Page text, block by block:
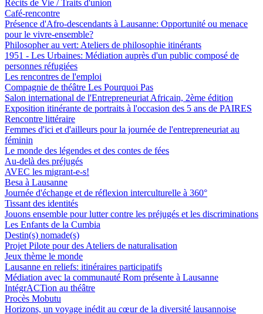
Récits de Vie / Traits d'union
Café-rencontre
Présence d'Afro-descendants à Lausanne: Opportunité ou menace
pour le vivre-ensemble?
Philosopher au vert: Ateliers de philosophie itinérants
1951 - Les Urbaines: Médiation auprès d'un public composé de
personnes réfugiées
Les rencontres de l'emploi
Compagnie de théâtre Les Pourquoi Pas
Salon international de l'Entrepreneuriat Africain, 2ème édition
Exposition itinérante de portraits à l'occasion des 5 ans de PAIRES
Rencontre littéraire
Femmes d'ici et d'ailleurs pour la journée de l'entrepreneuriat au
féminin
Le monde des légendes et des contes de fées
Au-delà des préjugés
AVEC les migrant-e-s!
Besa à Lausanne
Journée d'échange et de réflexion interculturelle à 360°
Tissant des identités
Jouons ensemble pour lutter contre les préjugés et les discriminations
Les Enfants de la Cumbia
Destin(s) nomade(s)
Projet Pilote pour des Ateliers de naturalisation
Jeux thème le monde
Lausanne en reliefs: itinéraires participatifs
Médiation avec la communauté Rom présente à Lausanne
IntégrACTion au théâtre
Procès Mobutu
Horizons, un voyage inédit au cœur de la diversité lausannoise